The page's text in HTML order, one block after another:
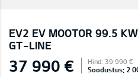
EV2 EV MOOTOR 99.5
GT-LINE
37 990 € Hind: 39 990 €
Soodustus: 2